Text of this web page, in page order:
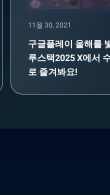
11월 30, 2021
구글플레이 올해를
루스택2025 X에서
로 즐겨봐요!